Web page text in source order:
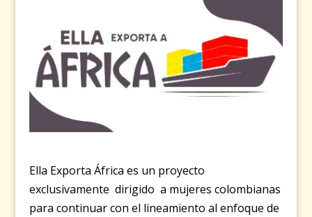
Ella Exporta África es un proyecto
exclusivamente dirigido a mujeres colombianas
para continuar con el lineamiento al enfoque de